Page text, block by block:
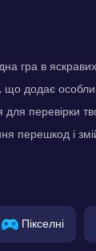
гра в
що додає
перевірки
перешкод і
Пікселні